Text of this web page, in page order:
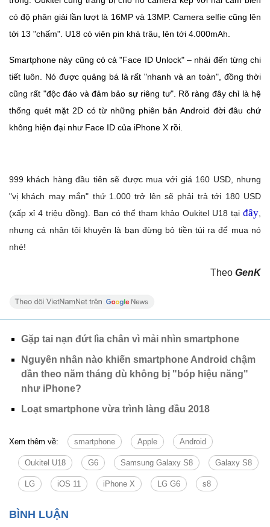
có độ phân giải lần lượt là 16MP và 13MP. Camera selfie cũng lên
tới 13 "chấm". U18 có viên pin khá trâu, lên tới 4.000mAh.
Smartphone này cũng có cả "Face ID Unlock" – nhái đến từng chi
tiết luôn. Nó được quảng bá là rất "nhanh và an toàn", đồng thời
cũng rất "độc đáo và đảm bảo sự riêng tư". Rõ ràng đây chỉ là hệ
thống quét mặt 2D có từ những phiên bản Android đời đâu chứ
không hiện đại như Face ID của iPhone X rồi.
999 khách hàng đầu tiên sẽ được mua với giá 160 USD, nhưng
"vị khách may mắn" thứ 1.000 trở lên sẽ phải trả tới 180 USD
(xấp xỉ 4 triệu đồng). Bạn có thể tham khảo Oukitel U18 tại đây
nhưng cá nhân tôi khuyên là bạn đừng bỏ tiền túi ra để mua nó
nhé!
Theo GenK
Gặp tai nạn đứt lìa chân vì mải nhìn smartphone
Nguyên nhân nào khiến smartphone Android chậm
dần theo năm tháng dù không bị "bóp hiệu năng"
như iPhone?
Loạt smartphone vừa trình làng đầu 2018
Xem thêm về: smartphone Apple Android
Oukitel U18 G6 Samsung Galaxy S8 Galaxy S8
LG iOS 11 iPhone X LG G6 s8